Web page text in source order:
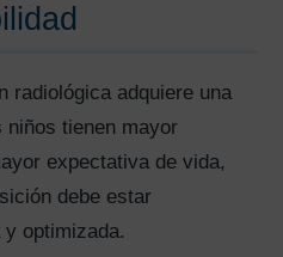
radiológica adquiere una
tienen mayor
expectativa de vida,
debe estar
optimizada.